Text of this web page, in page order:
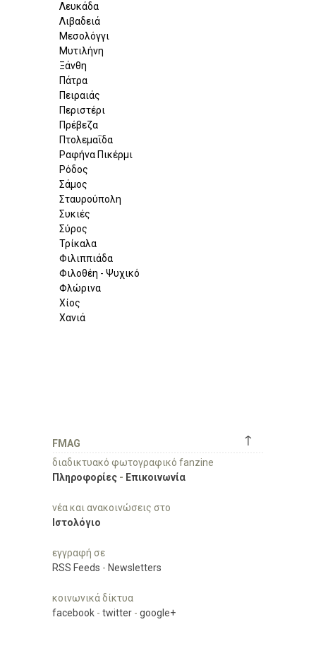
Λευκάδα
Λιβαδειά
Μεσολόγγι
Μυτιλήνη
Ξάνθη
Πάτρα
Πειραιάς
Περιστέρι
Πρέβεζα
Πτολεμαΐδα
Ραφήνα Πικέρμι
Ρόδος
Σάμος
Σταυρούπολη
Συκιές
Σύρος
Τρίκαλα
Φιλιππιάδα
Φιλοθέη - Ψυχικό
Φλώρινα
Χίος
Χανιά
↑
FMAG
διαδικτυακό φωτογραφικό fanzine
Πληροφορίες - Επικοινωνία
νέα και ανακοινώσεις στο
Ιστολόγιο
εγγραφή σε
RSS Feeds - Newsletters
κοινωνικά δίκτυα
facebook - twitter - google+